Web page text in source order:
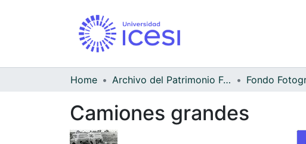
Home Archivo del Patrimonio Fotográfico y Fílmico del Valle del Cauca
Camiones grandes